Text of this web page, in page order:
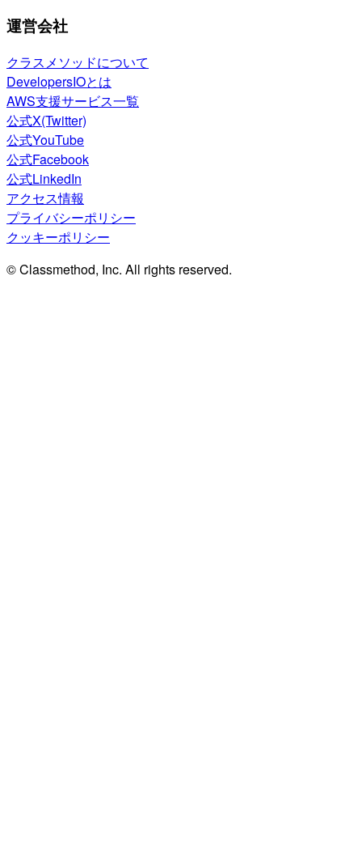
運営会社
クラスメソッドについて
DevelopersIOとは
AWS支援サービス一覧
公式X(Twitter)
公式YouTube
公式Facebook
公式LinkedIn
アクセス情報
プライバシーポリシー
クッキーポリシー
© Classmethod, Inc. All rights reserved.